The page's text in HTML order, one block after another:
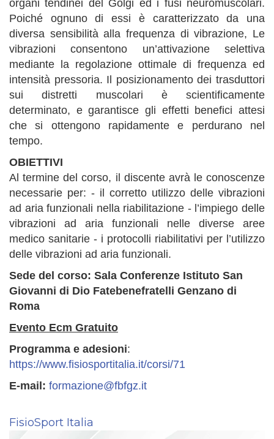
organi tendinei del Golgi ed i fusi neuromuscolari.
Poiché ognuno di essi è caratterizzato da una
diversa sensibilità alla frequenza di vibrazione, Le
vibrazioni consentono un’attivazione selettiva
mediante la regolazione ottimale di frequenza ed
intensità pressoria. Il posizionamento dei trasduttori
sui distretti muscolari è scientificamente
determinato, e garantisce gli effetti benefici attesi
che si ottengono rapidamente e perdurano nel
tempo.
OBIETTIVI
Al termine del corso, il discente avrà le conoscenze
necessarie per: - il corretto utilizzo delle vibrazioni
ad aria funzionali nella riabilitazione - l’impiego delle
vibrazioni ad aria funzionali nelle diverse aree
medico sanitarie - i protocolli riabilitativi per l’utilizzo
delle vibrazioni ad aria funzionali.
Sede del corso: Sala Conferenze Istituto San
Giovanni di Dio Fatebenefratelli Genzano di
Roma
Evento Ecm Gratuito
Programma e adesioni:
https://www.fisiosportitalia.it/corsi/71
E-mail: formazione@fbfgz.it
FisioSport Italia